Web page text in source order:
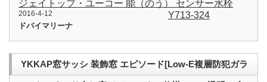
ジェイトップ・ユーコー 能（のう） センサー水栓
Y713-324
2016-4-12
ドバイマリーナ
YKKAP窓サッシ 装飾窓 エピソード[Low-E複層防犯ガラ